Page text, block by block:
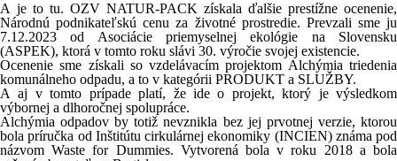
A je to tu. OZV NATUR-PACK získala ďalšie prestížne ocenenie,
Národnú podnikateľskú cenu za životné prostredie. Prevzali sme ju
7.12.2023 od Asociácie priemyselnej ekológie na Slovensku
(ASPEK), ktorá v tomto roku slávi 30. výročie svojej existencie.
Ocenenie sme získali so vzdelávacím projektom Alchýmia triedenia
komunálneho odpadu, a to v kategórii PRODUKT a SLUŽBY.
A aj v tomto prípade platí, že ide o projekt, ktorý je výsledkom
výbornej a dlhoročnej spolupráce.
Alchýmia odpadov by totiž nevznikla bez jej prvotnej verzie, ktorou
bola príručka od Inštitútu cirkulárnej ekonomiky (INCIEN) známa pod
názvom Waste for Dummies. Vytvorená bola v roku 2018 a bola